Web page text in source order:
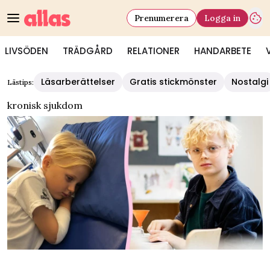
LIVSÖDEN TRÄDGÅRD RELATIONER HANDARBETE
Prenumerera Logga in
Lästips: Läsarberättelser Gratis stickmönster
Nostalgi
kronisk sjukdom